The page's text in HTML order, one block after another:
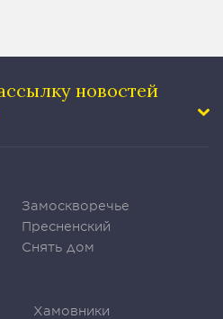
новостей
Замоскворечье
Пресненский
Снять дом
Хамовники